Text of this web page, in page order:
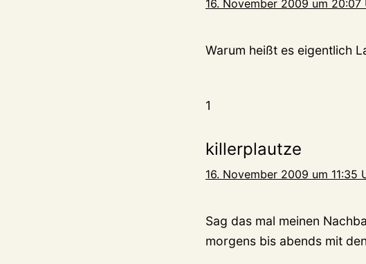
16. November 2009 um 20:07
Warum heißt es eigentlich
1
killerplautze
16. November 2009 um 11:35
Sag das mal meinen
morgens bis abends mit